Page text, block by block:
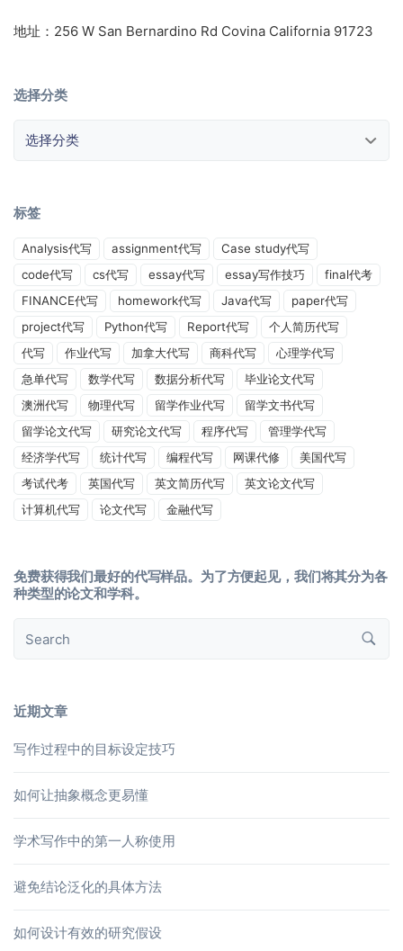
地址：256 W San Bernardino Rd Covina California 91723
选择分类
标签
Analysis代写 assignment代写
Case study代写
code代写
cs代写 essay代写 essay写作技巧
final代考
FINANCE代写
homework代写 Java代写
paper代写
project代写
Python代写 Report代写
个人简历代写
代写
作业代写 加拿大代写 商科代写
心理学代写
急单代写
数学代写 数据分析代写
毕业论文代写
澳洲代写
物理代写 留学作业代写
留学文书代写
留学论文代写
研究论文代写 程序代写
管理学代写
经济学代写
统计代写 编程代写 网课代修
美国代写
考试代考
英国代写 英文简历代写
英文论文代写
计算机代写
论文代写 金融代写
免费获得我们最好的代写样品。为了方便起见，我们将其分为各
种类型的论文和学科。
近期文章
写作过程中的目标设定技巧
如何让抽象概念更易懂
学术写作中的第一人称使用
避免结论泛化的具体方法
如何设计有效的研究假设